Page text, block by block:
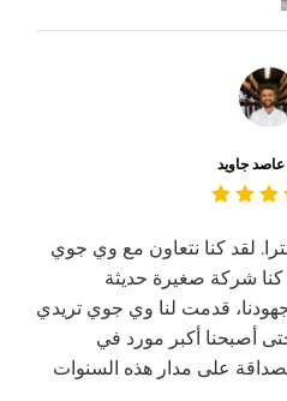
عاصد جاويد
لقد كنا نتعاون مع وي جوي
2013، عندما كنا شركة صغيرة حديثة
قدمت لنا وي جوي تريدي
حتى أصبحنا أكبر مورد في
على مدار هذه السنوات